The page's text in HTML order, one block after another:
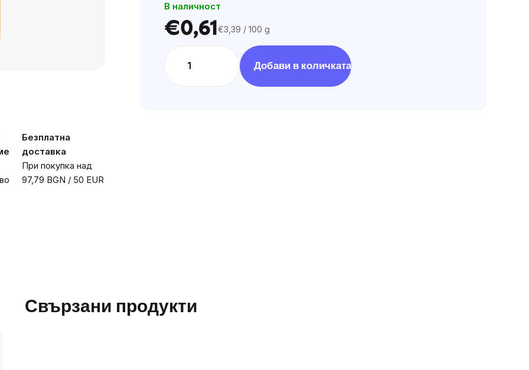
stars.
Безплатна
доставка
При покупка над
97,79 BGN / 50 EUR
В наличност
€0,61 Цена
мярка:
€3,39 / 100 g
Добави в количката
Свързани продукти